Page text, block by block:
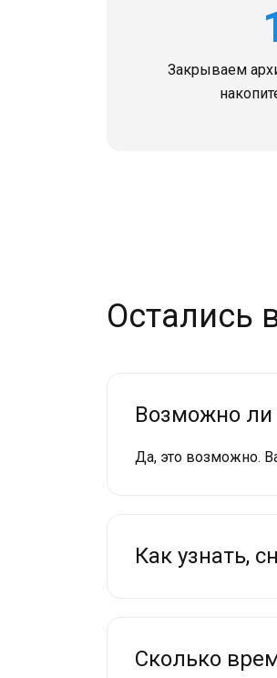
Закрываем
Остались
Возможно ли
Да, это возможно.
Как узнать,
Сколько